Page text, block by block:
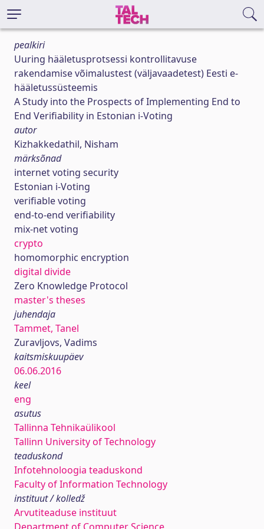
pealkiri
Uuring hääletusprotsessi kontrollitavuse
rakendamise võimalustest (väljavaadetest) Eesti e-
hääletussüsteemis
A Study into the Prospects of Implementing End to
End Verifiability in Estonian i-Voting
autor
Kizhakkedathil, Nisham
märksõnad
internet voting security
Estonian i-Voting
verifiable voting
end-to-end verifiability
mix-net voting
crypto
homomorphic encryption
digital divide
Zero Knowledge Protocol
master's theses
juhendaja
Tammet, Tanel
Zuravljovs, Vadims
kaitsmiskuupäev
06.06.2016
keel
eng
asutus
Tallinna Tehnikaülikool
Tallinn University of Technology
teaduskond
Infotehnoloogia teaduskond
Faculty of Information Technology
instituut / kolledž
Arvutiteaduse instituut